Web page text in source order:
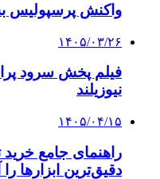
واکنش پرسپولیس
۱۴۰۵/۰۳/۲۶
فیلم پخش سرود
نیوزیلند
۱۴۰۵/۰۴/۱۵
راهنمای جامع خرید
دقیق‌ترین ابزارها را